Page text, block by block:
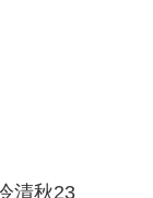
清秋23